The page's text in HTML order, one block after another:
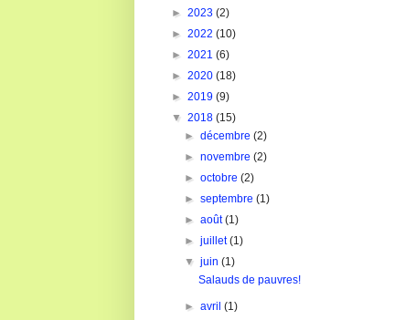
► 2023 (2)
► 2022 (10)
► 2021 (6)
► 2020 (18)
► 2019 (9)
▼ 2018 (15)
►décembre(2)
►novembre(2)
►octobre(2)
►septembre(1)
►août(1)
►juillet(1)
▼juin(1)
Salauds de pauvres!
►avril(1)